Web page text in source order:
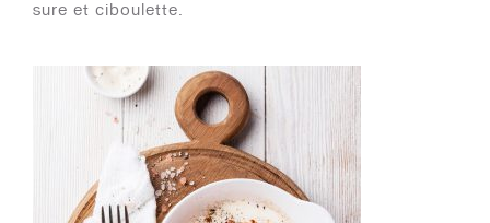
sure et ciboulette.